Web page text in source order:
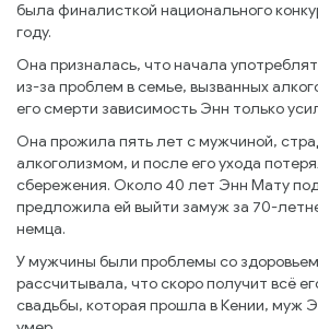
была финалисткой национального
году.
Она призналась, что начала
из-за проблем в семье, вызванных
его смерти зависимость Энн только
Она прожила пять лет с мужчиной,
алкоголизмом, и после его ухода
сбережения. Около 40 лет Энн Мату
предложила ей выйти замуж за 70-
немца.
У мужчины были проблемы со
рассчитывала, что скоро получит всё
свадьбы, которая прошла в Кении, муж